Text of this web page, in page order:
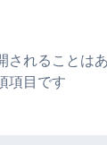
されることは
項目です